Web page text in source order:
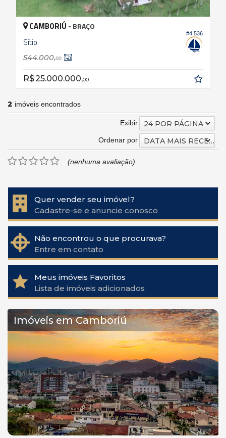
#4.536
CAMBORIÚ - BRAÇO
Sítio
544.000,00
R$ 25.000.000,00
2 imóveis encontrados
Exibir 24 POR PÁGINA
Ordenar por DATA MAIS RECENTE
(nenhuma avaliação)
Quer vender seu imóvel?
Cadastre-se e anuncie conosco
Não encontrou o que procurava?
Entre em contato
Meus imóveis Favoritos
Lista de imóveis adicionados
Imóveis em Camboriú